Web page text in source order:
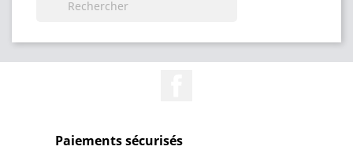
Paiements sécurisés